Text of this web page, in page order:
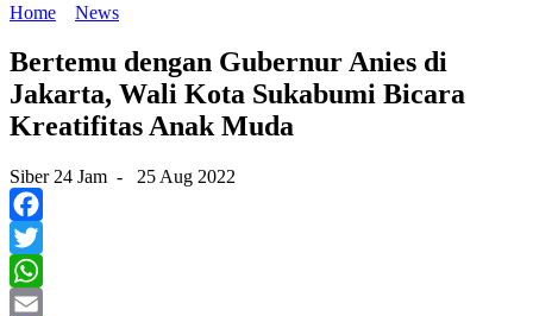
Home
News
Bertemu dengan Gubernur Anies di
Jakarta, Wali Kota Sukabumi Bicara
Kreatifitas Anak Muda
Siber 24 Jam - 25 Aug 2022
Facebook
Twitter
WhatsApp